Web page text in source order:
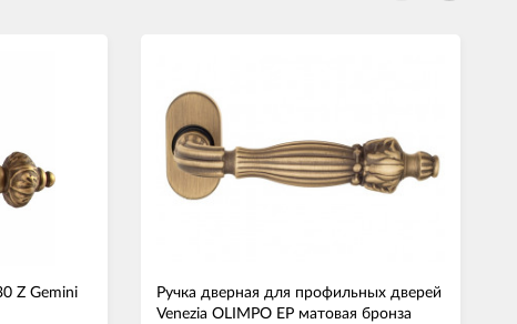
Z Gemini
Ручка дверная для профильных дверей
Venezia OLIMPO EP матовая бронза